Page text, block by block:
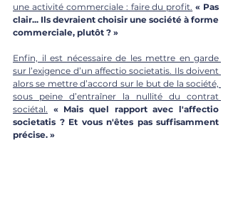
une activité commerciale : faire du profit. « Pas
clair... Ils devraient choisir une société à forme
commerciale, plutôt ? »
Enfin, il est nécessaire de les mettre en garde
sur l’exigence d’un affectio societatis. Ils doivent
alors se mettre d’accord sur le but de la société,
sous peine d’entraîner la nullité du contrat
sociétal. « Mais quel rapport avec l'affectio
societatis ? Et vous n'êtes pas suffisamment
précise. »